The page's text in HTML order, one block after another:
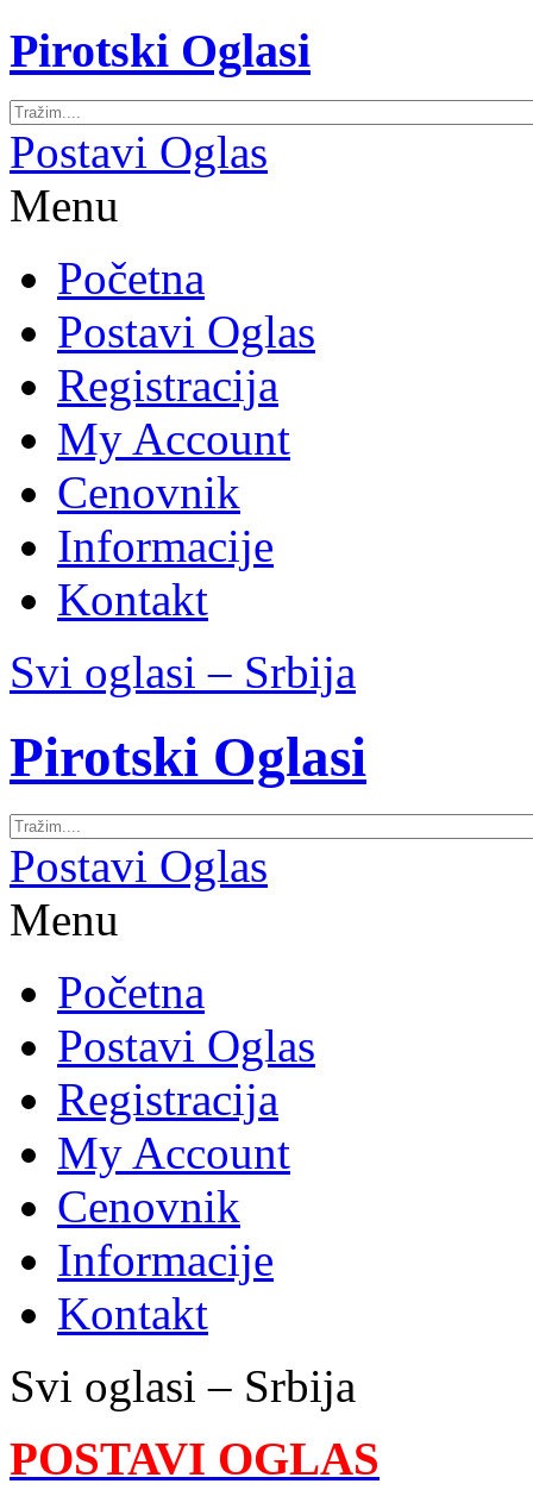
Pirotski Oglasi
Postavi Oglas
Menu
Početna
Postavi Oglas
Registracija
My Account
Cenovnik
Informacije
Kontakt
Svi oglasi – Srbija
Pirotski Oglasi
Postavi Oglas
Menu
Početna
Postavi Oglas
Registracija
My Account
Cenovnik
Informacije
Kontakt
Svi oglasi – Srbija
POSTAVI OGLAS